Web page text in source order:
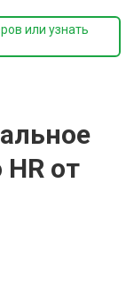
или узнать
от